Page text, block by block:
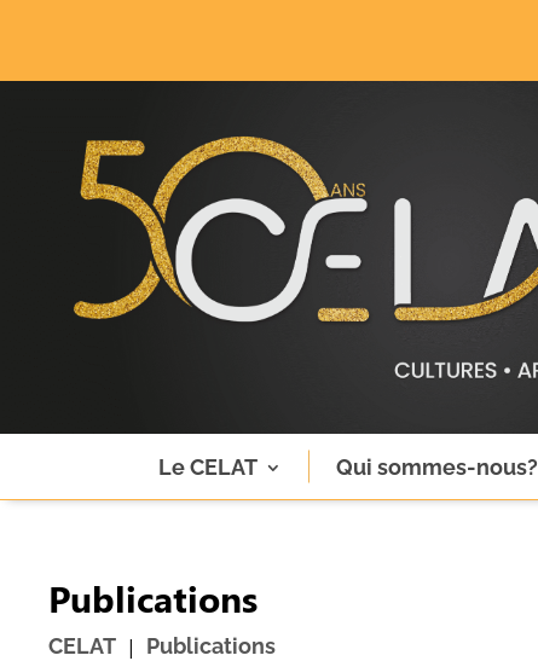
Le CELAT Qui sommes-nous?
Publications
CELAT | Publications